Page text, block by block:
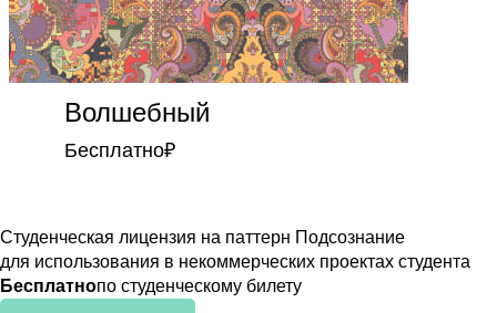
Волшебный
Бесплатно₽
Студенческая лицензия на паттерн Подсознание
для использования в некоммерческих проектах студента
Бесплатнопо студенческому билету